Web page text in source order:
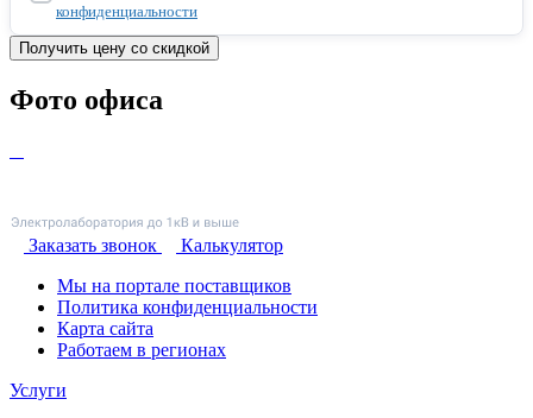
конфиденциальности
Фото офиса
Заказать звонок
Калькулятор
Мы на портале поставщиков
Политика конфиденциальности
Карта сайта
Работаем в регионах
Услуги